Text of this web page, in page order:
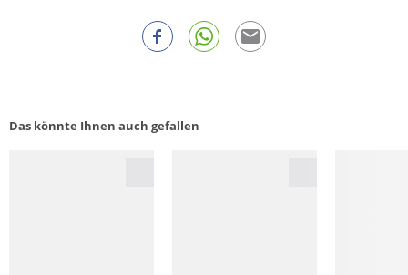
Das könnte Ihnen auch gefallen